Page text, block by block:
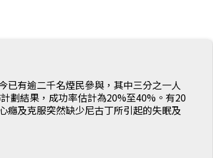
已有逾二千名煙民參與，其中三分之一人
劃結果，成功率估計為20%至40%。有20
癮及克服突然缺少尼古丁所引起的失眠及